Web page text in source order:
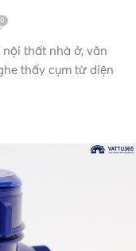
0
thất nhà ở, văn
thấy cụm từ diện